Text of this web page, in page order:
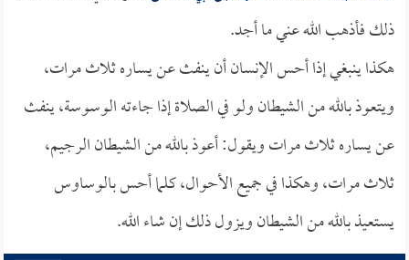
ذلك فأذهب الله عني ما أجد.
هكذا ينبغي إذا أحس الإنسان أن ينفث عن يساره ثلاث مرات،
ويتعوذ بالله من الشيطان ولو في الصلاة إذا جاءته الوسوسة، ينفث
عن يساره ثلاث مرات ويقول: أعوذ بالله من الشيطان الرجيم،
ثلاث مرات، وهكذا في جميع الأحوال، كلما أحس بالوساوس
يستعيذ بالله من الشيطان ويزول ذلك إن شاء الله.